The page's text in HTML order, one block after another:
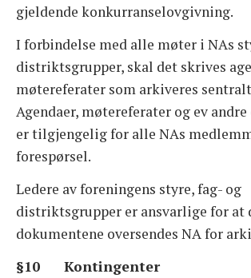
gjeldende konkurranselovgivning.
I forbindelse med alle møter i NAs
distriktsgrupper, skal det skrives
møtereferater som arkiveres
Agendaer, møtereferater og ev
er tilgjengelig for alle NAs
forespørsel.
Ledere av foreningens styre, fag- og
distriktsgrupper er ansvarlige for at
dokumentene oversendes NA for
§10 Kontingenter